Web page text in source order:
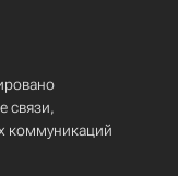
связи,
коммуникаций